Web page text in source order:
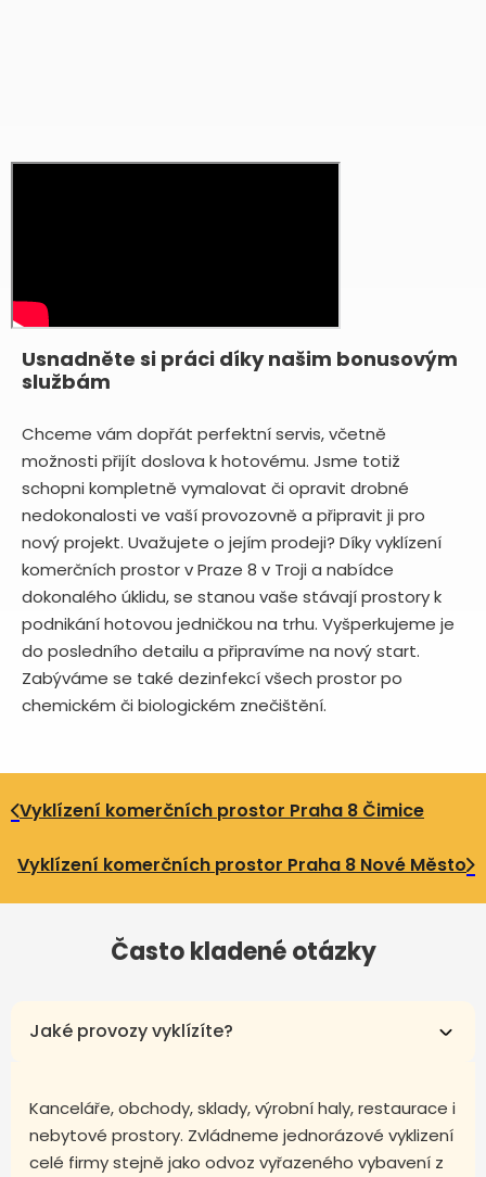
Usnadněte si práci díky našim bonusovým
službám
Chceme vám dopřát perfektní servis, včetně
možnosti přijít doslova k hotovému. Jsme totiž
schopni kompletně vymalovat či opravit drobné
nedokonalosti ve vaší provozovně a připravit ji pro
nový projekt. Uvažujete o jejím prodeji? Díky vyklízení
komerčních prostor v Praze 8 v Troji a nabídce
dokonalého úklidu, se stanou vaše stávají prostory k
podnikání hotovou jedničkou na trhu. Vyšperkujeme je
do posledního detailu a připravíme na nový start.
Zabýváme se také dezinfekcí všech prostor po
chemickém či biologickém znečištění.
Vyklízení komerčních prostor Praha 8 Čimice
Vyklízení komerčních prostor Praha 8 Nové Město
Často kladené otázky
Jaké provozy vyklízíte?
Kanceláře, obchody, sklady, výrobní haly, restaurace i
nebytové prostory. Zvládneme jednorázové vyklizení
celé firmy stejně jako odvoz vyřazeného vybavení z